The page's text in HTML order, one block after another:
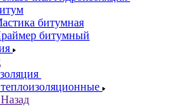
битумная
битумный
Назад